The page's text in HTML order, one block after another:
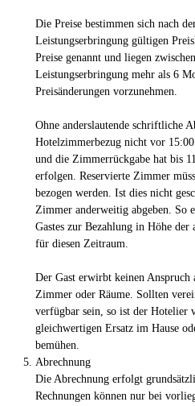
Die Preise bestimmen sich nach
Leistungserbringung gültigen
Preise genannt und liegen
Leistungserbringung mehr als 6
Preisänderungen vorzunehmen.
Ohne anderslautende schriftliche
Hotelzimmerbezug nicht vor
und die Zimmerrückgabe hat bis
erfolgen. Reservierte Zimmer
bezogen werden. Ist dies nicht
Zimmer anderweitig abgeben. So
Gastes zur Bezahlung in Höhe
für diesen Zeitraum.
Der Gast erwirbt keinen
Zimmer oder Räume. Sollten
verfügbar sein, so ist der Hotelier
gleichwertigen Ersatz im Hause
bemühen.
Abrechnung
Die Abrechnung erfolgt
Rechnungen können nur bei